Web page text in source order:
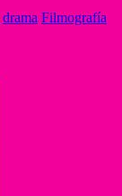
drama Filmografía